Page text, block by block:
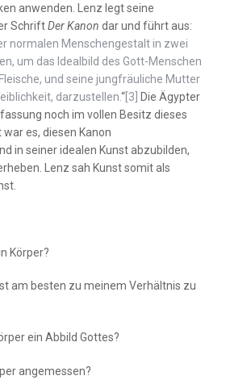
anwenden. Lenz legt seine
SchriftDer Kanon dar und führt aus:
normalen Menschengestalt in zwei
um das Idealbild des Gott-Menschen
und seine jungfräuliche Mutter
darzustellen.“[3] Die Ägypter
noch im vollen Besitz dieses
es, diesen Kanon
in seiner idealen Kunst abzubilden,
Lenz sah Kunst somit als
Körper?
am besten zu meinem Verhältnis zu
ein Abbild Gottes?
angemessen?